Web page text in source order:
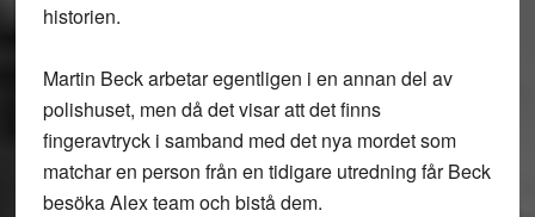
historien.
Martin Beck arbetar egentligen i en annan del av
polishuset, men då det visar att det finns
fingeravtryck i samband med det nya mordet som
matchar en person från en tidigare utredning får Beck
besöka Alex team och bistå dem.